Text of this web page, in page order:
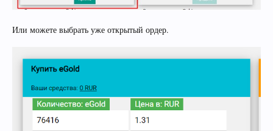
Или можете выбрать уже открытый ордер.